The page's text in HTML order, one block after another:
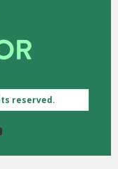
reserved.